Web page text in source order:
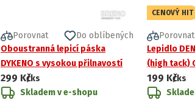
Porovnat
Do oblíbených
Oboustranná lepicí páska
DYKENO s vysokou přilnavostí
299 Kč/ks
Skladem v e-shopu
CENOVÝ HIT
Porovnat
Lepidlo DEN
(high tack)
199 Kč/ks